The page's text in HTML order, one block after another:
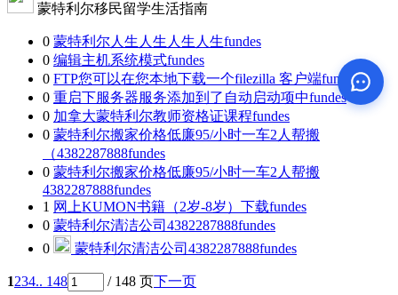
蒙特利尔移民留学生活指南
0 蒙特利尔人生人生人生人生fundes
0 编辑主机系统模式fundes
0 FTP您可以在您本地下载一个filezilla 客户端fundes
0 重启下服务器服务添加到了自动启动项中fundes
0 加拿大蒙特利尔教师资格证课程fundes
0 蒙特利尔搬家价格低廉95/小时一车2人帮搬
（4382287888fundes
0 蒙特利尔搬家价格低廉95/小时一车2人帮搬
4382287888fundes
1 网上KUMON书籍（2岁-8岁）下载fundes
0 蒙特利尔清洁公司4382287888fundes
0
蒙特利尔清洁公司4382287888fundes
1234.. 148 / 148 页下一页